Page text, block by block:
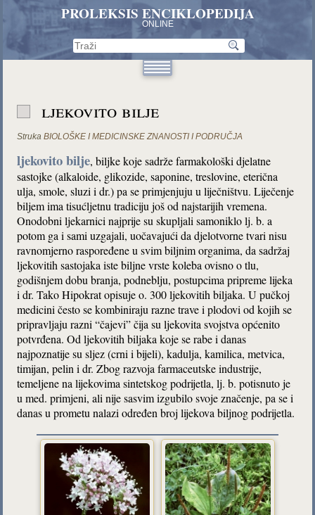
PROLEKSIS ENCIKLOPEDIJA
ONLINE
ljekovito bilje
Struka BIOLOŠKE I MEDICINSKE ZNANOSTI I PODRUČJA
ljekovito bilje, biljke koje sadrže farmakološki djelatne
sastojke (alkaloide, glikozide, saponine, treslovine, eterična
ulja, smole, sluzi i dr.) pa se primjenjuju u liječništvu. Liječenje
biljem ima tisućljetnu tradiciju još od najstarijih vremena.
Onodobni ljekarnici najprije su skupljali samoniklo lj. b. a
potom ga i sami uzgajali, uočavajući da djelotvorne tvari nisu
ravnomjerno raspoređene u svim biljnim organima, da sadržaj
ljekovitih sastojaka iste biljne vrste koleba ovisno o tlu,
godišnjem dobu branja, podneblju, postupcima pripreme lijeka
i dr. Tako Hipokrat opisuje o. 300 ljekovitih biljaka. U pučkoj
medicini često se kombiniraju razne trave i plodovi od kojih se
pripravljaju razni “čajevi” čija su ljekovita svojstva općenito
potvrđena. Od ljekovitih biljaka koje se rabe i danas
najpoznatije su sljez (crni i bijeli), kadulja, kamilica, metvica,
timijan, pelin i dr. Zbog razvoja farmaceutske industrije,
temeljene na lijekovima sintetskog podrijetla, lj. b. potisnuto je
u med. primjeni, ali nije sasvim izgubilo svoje značenje, pa se i
danas u prometu nalazi određen broj lijekova biljnog podrijetla.